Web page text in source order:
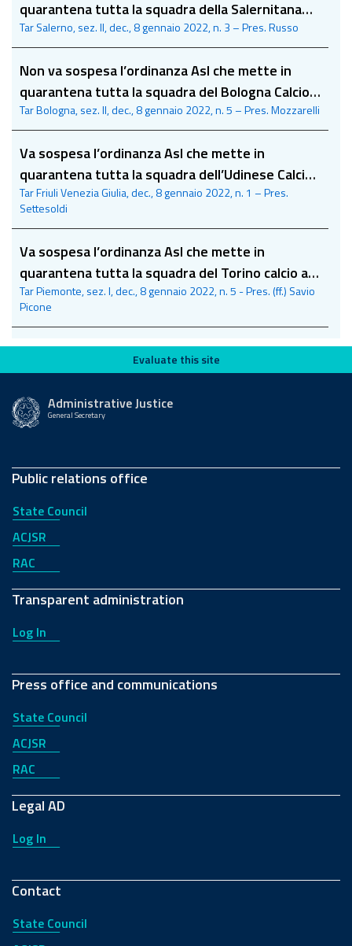
quarantena tutta la squadra della Salernitana
Calcio a fronte di casi di positività
Tar Salerno, sez. II, dec., 8 gennaio 2022, n. 3 – Pres. Russo
Non va sospesa l’ordinanza Asl che mette in
quarantena tutta la squadra del Bologna Calcio a
fronte di casi di positività
Tar Bologna, sez. II, dec., 8 gennaio 2022, n. 5 – Pres. Mozzarelli
Va sospesa l’ordinanza Asl che mette in
quarantena tutta la squadra dell’Udinese Calcio
a fronte di 11 casi di positività
Tar Friuli Venezia Giulia, dec., 8 gennaio 2022, n. 1 – Pres.
Settesoldi
Va sospesa l’ordinanza Asl che mette in
quarantena tutta la squadra del Torino calcio a
fronte di otto casi di positività
Tar Piemonte, sez. I, dec., 8 gennaio 2022, n. 5 - Pres. (ff.) Savio
Picone
Evaluate this siteEvaluate this site
Administrative Justice
General Secretary
Public relations office
State Council
ACJSR
RAC
Transparent administration
Log In
Press office and communications
State Council
ACJSR
RAC
Legal AD
Log In
Contact
State Council